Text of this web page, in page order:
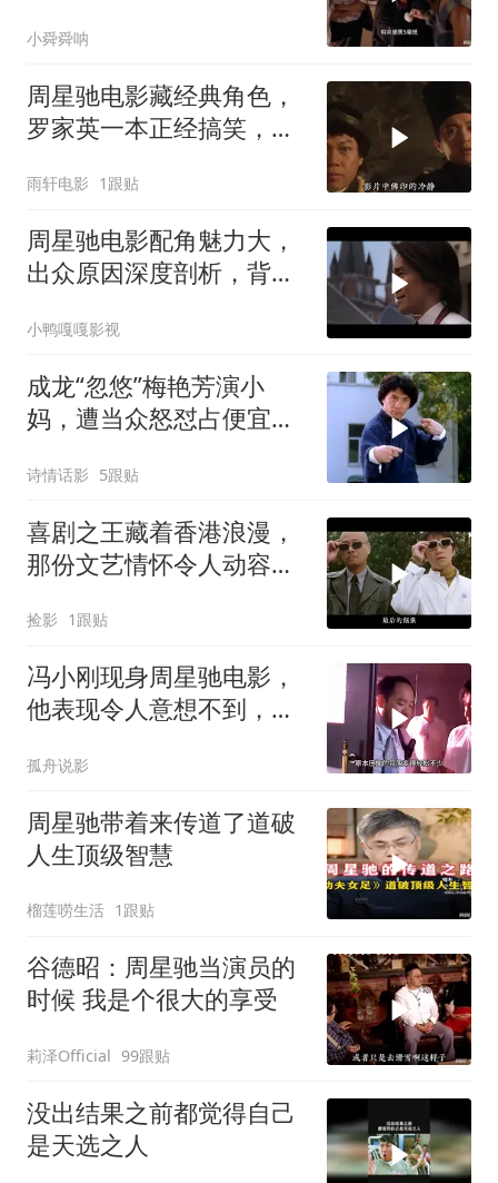
小舜舜呐
周星驰电影藏经典角色，
罗家英一本正经搞笑，星
雨轩电影 1跟贴
周星驰电影配角魅力大，
出众原因深度剖析，背后
小鸭嘎嘎影视
成龙“忽悠”梅艳芳演小
妈，遭当众怒怼占便宜：
诗情话影 5跟贴
喜剧之王藏着香港浪漫，
那份文艺情怀令人动容，
捡影 1跟贴
冯小刚现身周星驰电影，
他表现令人意想不到，电
孤舟说影
周星驰带着来传道了道破
人生顶级智慧
榴莲唠生活 1跟贴
谷德昭：周星驰当演员的
时候 我是个很大的享受
莉泽Official 99跟贴
没出结果之前都觉得自己
是天选之人